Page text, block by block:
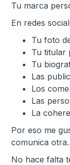
Tu marca
En redes
Tu foto
Tu titular
Tu
Las
Los
Las
La
Por eso me
comunica
No hace falta